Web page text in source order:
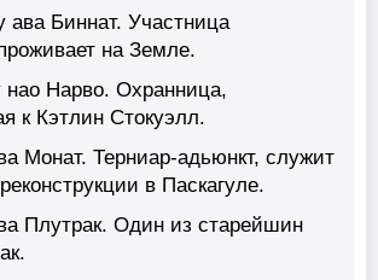
ава Биннат. Участница
на Земле.
нао Нарво. Охранница,
к Кэтлин Стокуэлл.
Монат. Терниар-адьюнкт, служит
в Паскагуле.
Плутрак. Один из старейшин